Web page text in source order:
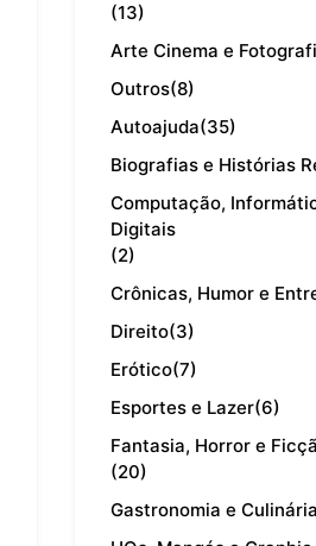
(13)
Arte Cinema e
Outros(8)
Autoajuda(35)
Biografias e Histórias
Computação,
Digitais
(2)
Crônicas, Humor e
Direito(3)
Erótico(7)
Esportes e Lazer(6)
Fantasia, Horror e
(20)
Gastronomia e Culinária